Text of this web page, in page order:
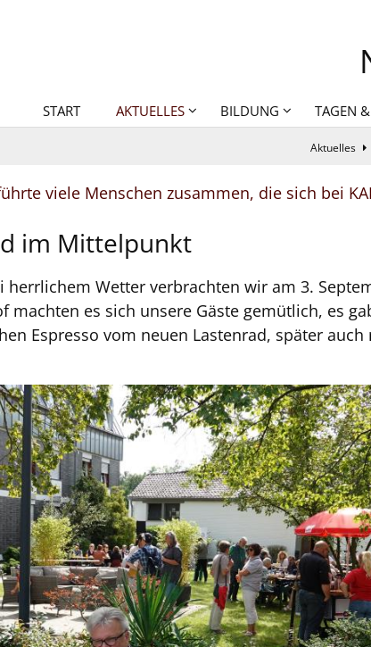
START AKTUELLES BILDUNG TAGEN
Aktuelles
viele Menschen zusammen, die sich bei
im Mittelpunkt
herrlichem Wetter verbrachten wir am 3.
machten es sich unsere Gäste gemütlich, es
Espresso vom neuen Lastenrad, später